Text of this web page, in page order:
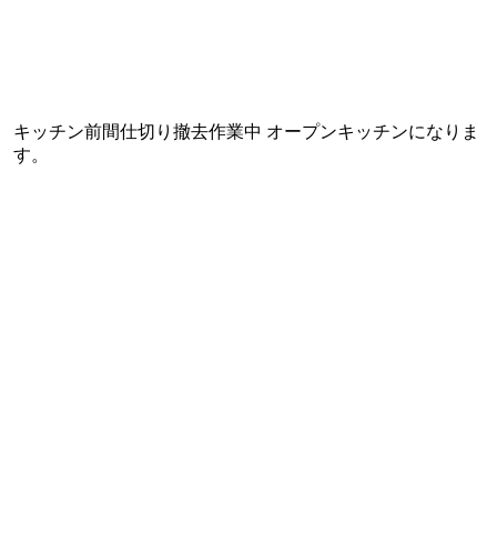
キッチン前間仕切り撤去作業中 オープンキッチンになりま
す。